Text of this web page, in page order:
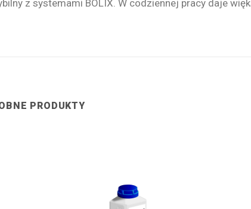
z systemami BOLIX. W codziennej pracy daje
PRODUKTY